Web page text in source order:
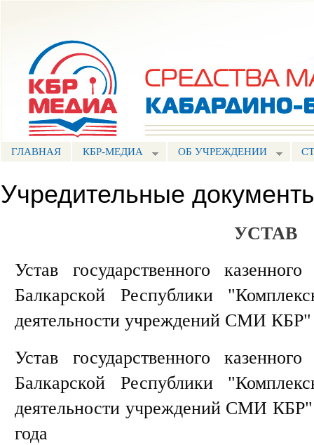
ГЛАВНАЯ КБР-МЕДИА ОБ УЧРЕЖДЕНИИ
Учредительные
УСТАВ
Устав государственного
Балкарской Республики
деятельности учреждений СМИ КБР"
Устав государственного
Балкарской Республики
деятельности учреждений СМИ КБР"
года